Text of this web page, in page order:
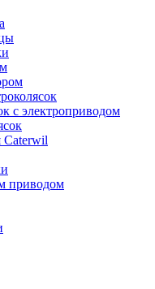
с электроприводом
Caterwil
приводом